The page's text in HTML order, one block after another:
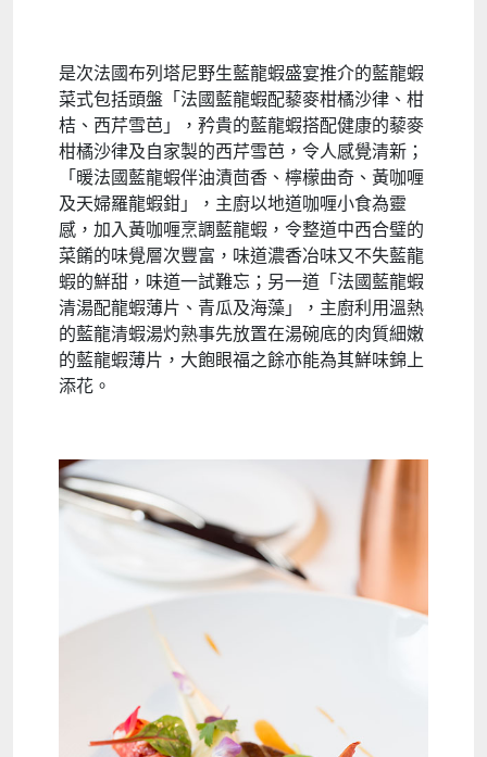
是次法國布列塔尼野生藍龍蝦盛宴推介的藍龍蝦
菜式包括頭盤「法國藍龍蝦配藜麥柑橘沙律、柑
桔、西芹雪芭」，矜貴的藍龍蝦搭配健康的藜麥
柑橘沙律及自家製的西芹雪芭，令人感覺清新；
「暖法國藍龍蝦伴油漬茴香、檸檬曲奇、黃咖喱
及天婦羅龍蝦鉗」，主廚以地道咖喱小食為靈
感，加入黃咖喱烹調藍龍蝦，令整道中西合璧的
菜餚的味覺層次豐富，味道濃香冶味又不失藍龍
蝦的鮮甜，味道一試難忘；另一道「法國藍龍蝦
清湯配龍蝦薄片、青瓜及海藻」，主廚利用溫熱
的藍龍清蝦湯灼熟事先放置在湯碗底的肉質細嫩
的藍龍蝦薄片，大飽眼福之餘亦能為其鮮味錦上
添花。